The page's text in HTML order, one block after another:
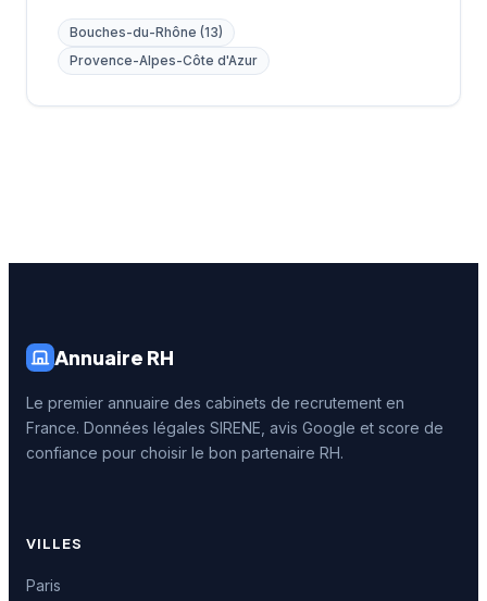
Bouches-du-Rhône (13)
Provence-Alpes-Côte d'Azur
Annuaire RH
Le premier annuaire des cabinets de recrutement en
France. Données légales SIRENE, avis Google et score de
confiance pour choisir le bon partenaire RH.
VILLES
Paris